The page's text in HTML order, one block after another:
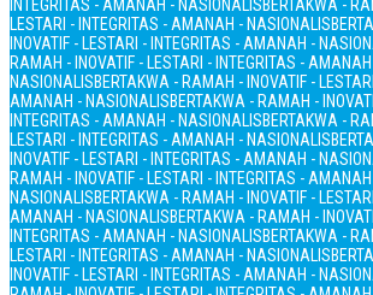
INTEGRITAS - AMANAH - NASIONALISBERTAKWA -
LESTARI - INTEGRITAS - AMANAH - NASIONALIS
INOVATIF - LESTARI - INTEGRITAS - AMANAH -
RAMAH - INOVATIF - LESTARI - INTEGRITAS -
NASIONALISBERTAKWA - RAMAH - INOVATIF -
AMANAH - NASIONALISBERTAKWA - RAMAH -
INTEGRITAS - AMANAH - NASIONALISBERTAKWA -
LESTARI - INTEGRITAS - AMANAH - NASIONALIS
INOVATIF - LESTARI - INTEGRITAS - AMANAH -
RAMAH - INOVATIF - LESTARI - INTEGRITAS -
NASIONALISBERTAKWA - RAMAH - INOVATIF -
AMANAH - NASIONALISBERTAKWA - RAMAH -
INTEGRITAS - AMANAH - NASIONALISBERTAKWA -
LESTARI - INTEGRITAS - AMANAH - NASIONALIS
INOVATIF - LESTARI - INTEGRITAS - AMANAH -